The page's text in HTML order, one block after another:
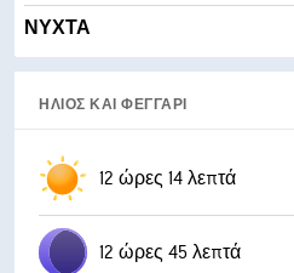
ΝΎΧΤΑ
ΉΛΙΟΣ ΚΑΙ ΦΕΓΓΆΡΙ
12 ώρες 14 λεπτά
12 ώρες 45 λεπτά